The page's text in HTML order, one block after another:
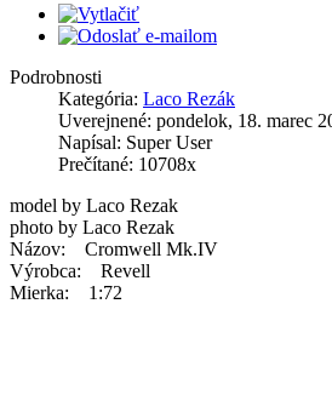
Podrobnosti
Kategória: Laco Rezák
Uverejnené: pondelok, 18. marec
Napísal: Super User
Prečítané: 10708x
model by Laco Rezak
photo by Laco Rezak
Názov: Cromwell Mk.IV
Výrobca: Revell
Mierka: 1:72